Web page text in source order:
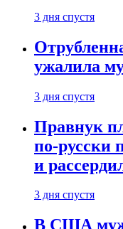
3 дня спустя
ужалила
3 дня спустя
Правнук
по-русски
и
3 дня спустя
В США